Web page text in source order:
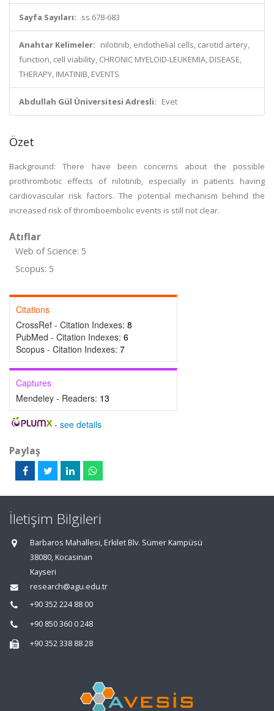
Sayfa Sayıları: ss.678-683
Anahtar Kelimeler: nilotinib, endothelial cells, carotid artery,
function, cell viability, CHRONIC MYELOID-LEUKEMIA, DISEASE,
THERAPY, IMATINIB, EVENTS
Abdullah Gül Üniversitesi Adresli: Evet
Özet
Background: There have been concerns about the possible
prothrombotic effects of nilotinib, especially in patients having
cardiovascular risk factors. The potential mechanism behind the
increased risk of thromboembolic events is still not clear.
Atıflar
Web of Science: 5
Scopus: 5
Citations
CrossRef - Citation Indexes: 8
PubMed - Citation Indexes: 6
Scopus - Citation Indexes: 7
Captures
Mendeley - Readers: 13
- see details
Paylaş
İletişim Bilgileri
Barbaros Mahallesi, Erkilet Blv. Sümer Kampüsü
38080, Kocasinan
Kayseri
research@agu.edu.tr
+90 352 224 88 00
+90 850 360 0 248
+90 352 338 88 28